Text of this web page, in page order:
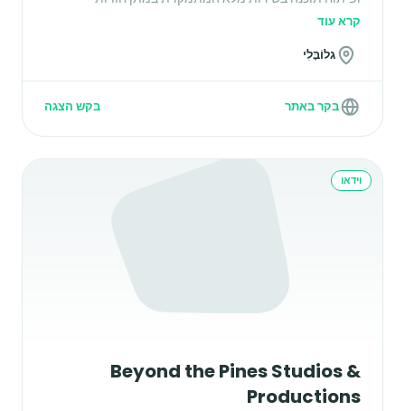
דיגיטליות מותאמות אישית לתעשיית הכושר והפנאי.
קרא עוד
גלוֹבָּלִי
בקר באתר בקש הצגה
וידאו
Beyond the Pines Studios &
Productions